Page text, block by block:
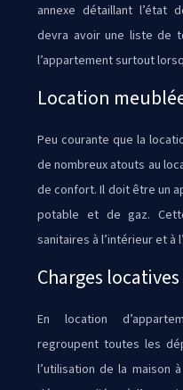
annexe détaillant l’état
devra avoir une liste de
l’appartement surtout
Location
Peu courante que la
de nombreux atouts au
de confort. Il doit être un
potable et de gaz.
sanitaires à l’intérieur et à
Charges locatives
En location
regroupent toutes les
l’utilisation de la maison